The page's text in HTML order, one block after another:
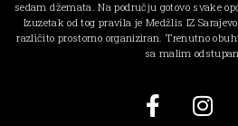
sedam džemata. Na području gotovo svake
Izuzetak od tog pravila je Medžlis IZ
različito prostorno organiziran. Trenutno
sa malim